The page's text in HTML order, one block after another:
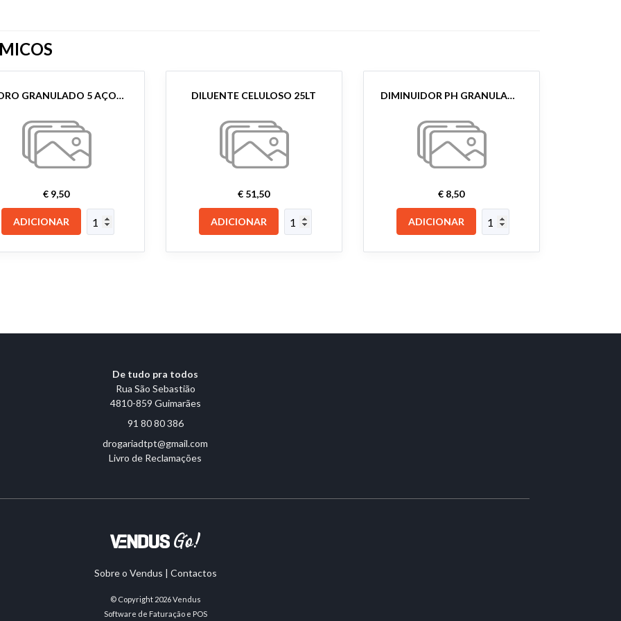
CLORO GRANULADO 5 AÇOES 1KG
€ 9,50
ADICIONAR
DILUENTE CELULOSO 25LT
€ 51,50
ADICIONAR
DIMINUIDOR PH GRANULADO 1KG
€ 8,50
ADICIONAR
De tudo pra todos
Rua São Sebastião
4810-859 Guimarães
91 80 80 386
drogariadtpt@gmail.com
Livro de Reclamações
Sobre o Vendus | Contactos
© Copyright 2026Vendus
Software de Faturação e POS